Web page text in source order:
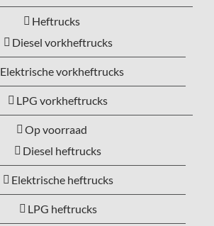
Heftrucks
Diesel vorkheftrucks
Elektrische vorkheftrucks
LPG vorkheftrucks
Op voorraad
Diesel heftrucks
Elektrische heftrucks
LPG heftrucks